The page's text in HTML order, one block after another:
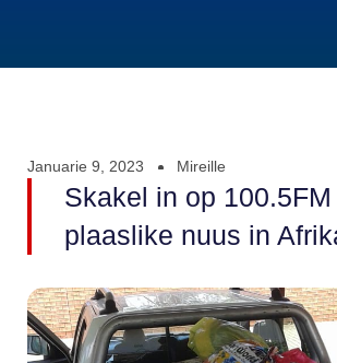
Januarie 9, 2023 Mireille
Skakel in op
plaaslike nuus in